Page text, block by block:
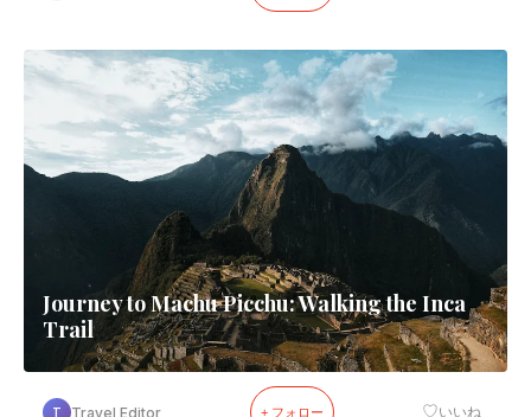
Journey to Machu Picchu: Walking the Inca
Trail
T Travel Editor + フォロー ♡いいね